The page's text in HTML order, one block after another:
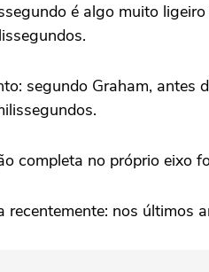
é algo muito
segundo Graham,
completa no próprio eixo
recentemente: nos últimos